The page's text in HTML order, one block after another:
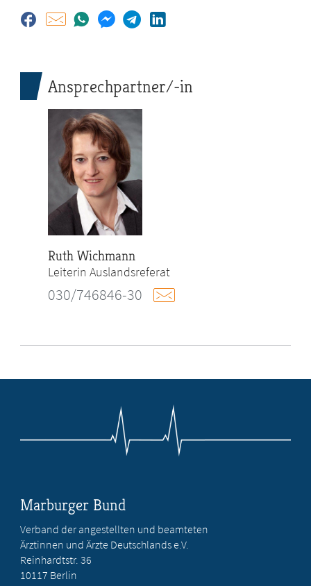
Ansprechpartner/-in
Ruth Wichmann
Leiterin Auslandsreferat
030/746846-30
Marburger Bund
Verband der angestellten und beamteten
Ärztinnen und Ärzte Deutschlands e.V.
Reinhardtstr. 36
10117 Berlin